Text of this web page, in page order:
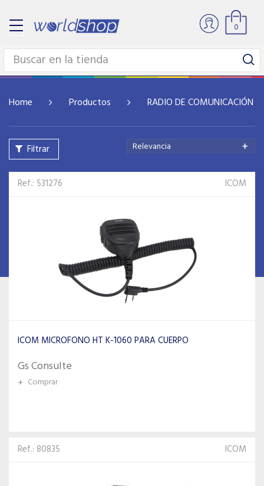
0
Home Productos RADIO DE COMUNICACIÓN Y
Filtrar Relevancia
Ref.: 531276 ICOM
ICOM MICROFONO HT K-1060 PARA CUERPO
Gs Consulte
+ Comprar
Ref.: 80835 ICOM